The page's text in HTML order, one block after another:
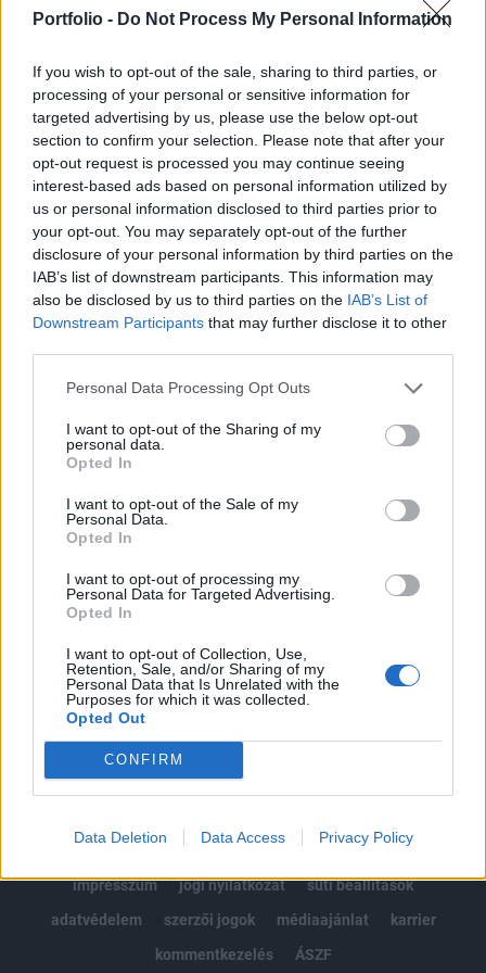
Portfolio - Do Not Process My Personal Information
If you wish to opt-out of the sale, sharing to third parties, or
processing of your personal or sensitive information for
targeted advertising by us, please use the below opt-out
section to confirm your selection. Please note that after your
opt-out request is processed you may continue seeing
interest-based ads based on personal information utilized by
us or personal information disclosed to third parties prior to
your opt-out. You may separately opt-out of the further
disclosure of your personal information by third parties on the
IAB’s list of downstream participants. This information may
also be disclosed by us to third parties on the IAB’s List of
Downstream Participants that may further disclose it to other
Personal Data Processing Opt Outs
I want to opt-out of the Sharing of my
personal data.
Opted In
I want to opt-out of the Sale of my
Personal Data.
Opted In
I want to opt-out of processing my
Personal Data for Targeted Advertising.
Opted In
I want to opt-out of Collection, Use,
Retention, Sale, and/or Sharing of my
Personal Data that Is Unrelated with the
Purposes for which it was collected.
Opted Out
CONFIRM
Data Deletion Data Access Privacy Policy
az egész évre megfogalmazott hivatalos
Voltak már előjelekAmint arra már egy június 5-i
összefoglaló cikkünkben felhívtuk a figyelmet, az áprilisra
ígért gazdaságfejlesztési pályázatok meghirdetésének több
mint 30 napos csúszása miatt lényegében csendben
módosult a GINOP éves fejlesztési kerete, azaz az egész
évre szóló hivatalos pályázati menetrendje. A cikkben
azonban azt is valószínűsítettük, hogy...
KEDVES OLVASÓNK!
tartozik, melynek olvasása előfizetéses
regisztrációhoz kötött.
Az előfizetés a következőket tartalmazza:
Kötéslisták: BÉT elmúlt 2 év napon belüli
kötéslistái
Előfizetés
MÁR ELŐFIZETŐNK VAGY?BEJELENTKEZÉS
impresszum
jogi nyilatkozat
süti beállítások
adatvédelem
szerzői jogok médiaajánlat
karrier
kommentkezelés
ÁSZF